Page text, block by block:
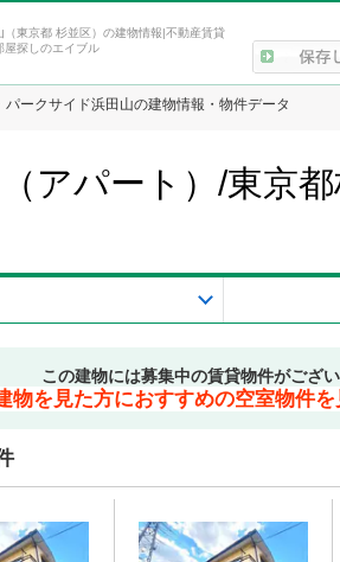
（東京都 杉並区）の建物情報|不動産賃貸
屋探しのエイブル
パークサイド浜田山の建物情報・物件データ
アパート）/東京都
この建物には募集中の賃貸物件がござい
物を見た方におすすめの空室物件を